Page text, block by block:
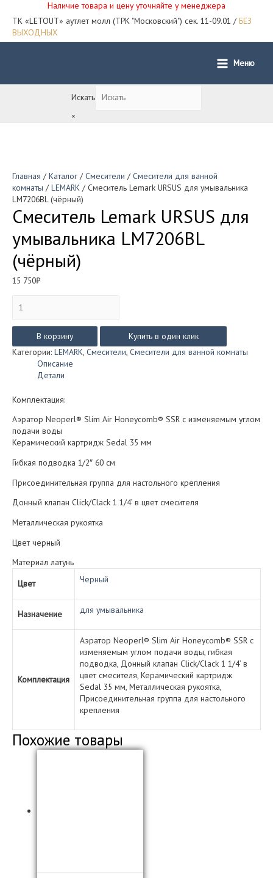
Наличие товара и цену уточняйте у менеджера
ТК «LETOUT» аутлет молл (ТРК "Московский") сек. 11-09.01 / БЕЗ
ВЫХОДНЫХ
Main
Меню
Искать
×
Главная / Каталог / Смесители / Смесители для ванной
комнаты / LEMARK / Смеситель Lemark URSUS для умывальника
LM7206BL (чёрный)
Смеситель Lemark URSUS для
умывальника LM7206BL
(чёрный)
15 750₽
товара
Lemark
URSUS
для
умывальника
LM7206BL
В корзину
Купить в один клик
Категории: LEMARK, Смесители, Смесители для ванной комнаты
Описание
Детали
Комплектация:
Аэратор Neoperl® Slim Air Honeycomb® SSR с изменяемым углом
подачи воды
Керамический картридж Sedal 35 мм
Гибкая подводка 1/2″ 60 см
Присоединительная группа для настольного крепления
Донный клапан Click/Clack 1 1/4’ в цвет смесителя
Металлическая рукоятка
Цвет черный
Материал латунь
Цвет
Черный
Назначение для умывальника
Комплектация
Аэратор Neoperl® Slim Air Honeycomb® SSR с
изменяемым углом подачи воды, гибкая
подводка, Донный клапан Click/Clack 1 1/4’ в
цвет смесителя, Керамический картридж
Sedal 35 мм, Металлическая рукоятка,
Присоединительная группа для настольного
крепления
Похожие товары